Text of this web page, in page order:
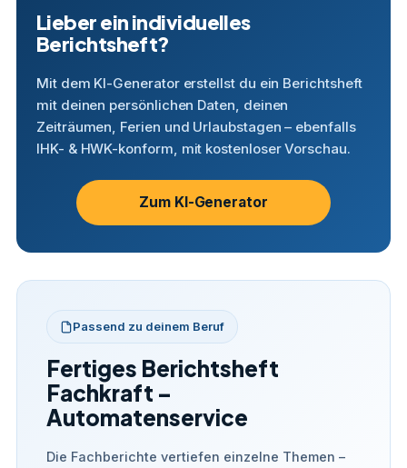
Lieber ein individuelles
Berichtsheft?
Mit dem KI-Generator erstellst du ein Berichtsheft
mit deinen persönlichen Daten, deinen
Zeiträumen, Ferien und Urlaubstagen – ebenfalls
IHK- & HWK-konform, mit kostenloser Vorschau.
Zum KI-Generator
Passend zu deinem Beruf
Fertiges Berichtsheft
Fachkraft –
Automatenservice
Die Fachberichte vertiefen einzelne Themen –